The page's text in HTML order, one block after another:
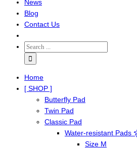
News
Blog
Contact Us
Home
[ SHOP ]
Butterfly Pad
Twin Pad
Classic Pad
Water-resistant Pads
Size M